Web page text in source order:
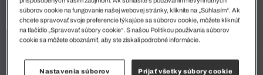
súborov cookie na fungovanie našej webovej stránky, kliknite na „Súhlasím“. Ak
chcete spravovať svoje preferencie týkajúce sa súborov cookie, môžete kliknúť
na tlačidlo „Spravovať súbory cookie“. S našou Politikou používania súborov
cookie sa môžete oboznámiť, aby ste získali podrobné informácie.
Nastavenia súborov
Prijať všetky súbory cookie